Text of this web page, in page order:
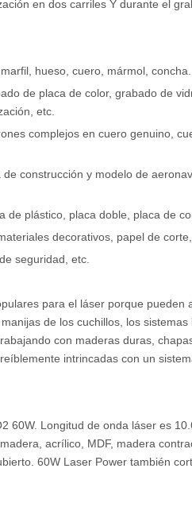
en dos carriles Y durante el
hueso, cuero, mármol, concha.
de placa de color, grabado de
etc.
complejos en cuero genuino,
construcción y modelo de
plástico, placa doble, placa de
decorativos, papel de corte,
seguridad, etc.
para el láser porque pueden
de los cuchillos, los
con maderas duras,
intrincadas con un
60W. Longitud de onda láser es
acrílico, MDF, madera
60W Laser Power también